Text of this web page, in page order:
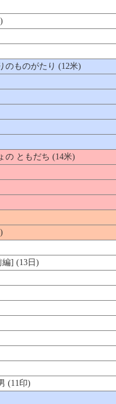
のものがたり (12米)
の ともだち (14米)
] (13日)
(11印)